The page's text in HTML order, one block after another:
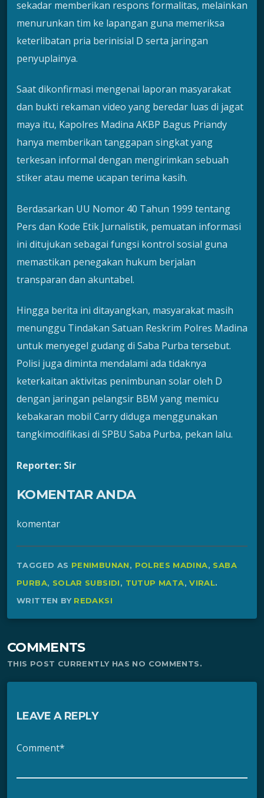
sekadar memberikan respons formalitas, melainkan
menurunkan tim ke lapangan guna memeriksa
keterlibatan pria berinisial D serta jaringan
penyuplainya.
Saat dikonfirmasi mengenai laporan masyarakat
dan bukti rekaman video yang beredar luas di jagat
maya itu, Kapolres Madina AKBP Bagus Priandy
hanya memberikan tanggapan singkat yang
terkesan informal dengan mengirimkan sebuah
stiker atau meme ucapan terima kasih.
Berdasarkan UU Nomor 40 Tahun 1999 tentang
Pers dan Kode Etik Jurnalistik, pemuatan informasi
ini ditujukan sebagai fungsi kontrol sosial guna
memastikan penegakan hukum berjalan
transparan dan akuntabel.
Hingga berita ini ditayangkan, masyarakat masih
menunggu Tindakan Satuan Reskrim Polres Madina
untuk menyegel gudang di Saba Purba tersebut.
Polisi juga diminta mendalami ada tidaknya
keterkaitan aktivitas penimbunan solar oleh D
dengan jaringan pelangsir BBM yang memicu
kebakaran mobil Carry diduga menggunakan
tangkimodifikasi di SPBU Saba Purba, pekan lalu.
Reporter: Sir
KOMENTAR ANDA
komentar
TAGGED AS PENIMBUNAN, POLRES MADINA, SABA
PURBA, SOLAR SUBSIDI, TUTUP MATA,VIRAL.
WRITTEN BY REDAKSI
COMMENTS
THIS POST CURRENTLY HAS NO COMMENTS.
LEAVE A REPLY
Comment*